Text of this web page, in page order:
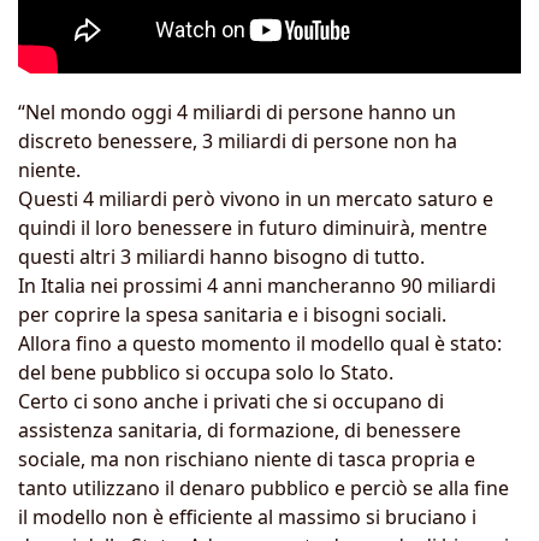
“Nel mondo oggi 4 miliardi di persone hanno un
discreto benessere, 3 miliardi di persone non ha
niente.
Questi 4 miliardi però vivono in un mercato saturo e
quindi il loro benessere in futuro diminuirà, mentre
questi altri 3 miliardi hanno bisogno di tutto.
In Italia nei prossimi 4 anni mancheranno 90 miliardi
per coprire la spesa sanitaria e i bisogni sociali.
Allora fino a questo momento il modello qual è stato:
del bene pubblico si occupa solo lo Stato.
Certo ci sono anche i privati che si occupano di
assistenza sanitaria, di formazione, di benessere
sociale, ma non rischiano niente di tasca propria e
tanto utilizzano il denaro pubblico e perciò se alla fine
il modello non è efficiente al massimo si bruciano i